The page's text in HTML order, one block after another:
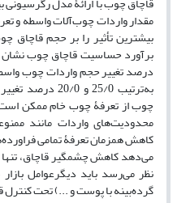
مقدار واردات چوب‌آلات واسطه و
بیشترین تأثیر را بر حجم
برآورد حساسیت قاچاق چوب نشان
درصد تغییر حجم واردات چوب
به‌ترتیب 25/0 و
چوب از تعرفۀ چوب خام ممکن است
محدودیت‌های واردات مانند
کاهش همزمان تعرفۀ تمامی
می‌دهد کاهش چشمگیر قاچاق،
نظر می‌رسد باید دیگرعوامل
گرده‌بینه با پوست و ...) تحت کنترل